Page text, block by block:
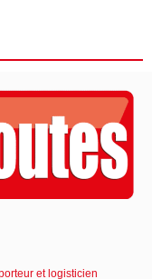
et logisticien